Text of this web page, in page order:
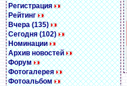
Регистрация
Рейтинг
Вчера (135)
Сегодня (102)
Номинации
Архив новостей
Форум
Фотогалерея
Фотоальбом